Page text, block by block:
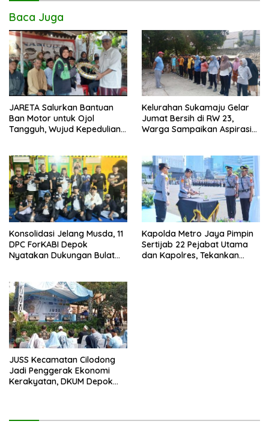
Baca Juga
JARETA Salurkan Bantuan
Ban Motor untuk Ojol
Tangguh, Wujud Kepedulian
Kelurahan Sukamaju Gelar
Jumat Bersih di RW 23,
Warga Sampaikan Aspirasi
Konsolidasi Jelang Musda, 11
DPC ForKABI Depok
Nyatakan Dukungan Bulat
Kapolda Metro Jaya Pimpin
Sertijab 22 Pejabat Utama
dan Kapolres, Tekankan
JUSS Kecamatan Cilodong
Jadi Penggerak Ekonomi
Kerakyatan, DKUM Depok